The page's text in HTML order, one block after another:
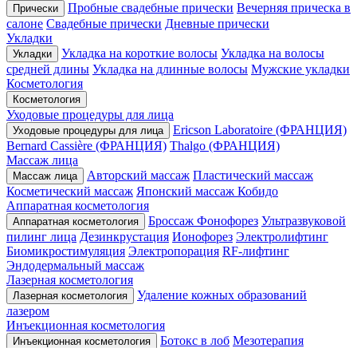
Прически Пробные свадебные прически Вечерняя прическа в
салоне Свадебные прически Дневные прически
Укладки
Укладки Укладка на короткие волосы Укладка на волосы
средней длины Укладка на длинные волосы Мужские укладки
Косметология
Косметология
Уходовые процедуры для лица
Уходовые процедуры для лица
Ericson Laboratoire (ФРАНЦИЯ)
Bernard Cassière (ФРАНЦИЯ) Thalgo (ФРАНЦИЯ)
Массаж лица
Массаж лица Авторский массаж Пластический массаж
Косметический массаж Японский массаж Кобидо
Аппаратная косметология
Аппаратная косметология Броссаж Фонофорез Ультразвуковой
пилинг лица Дезинкрустация Ионофорез Электролифтинг
Биомикростимуляция Электропорация RF-лифтинг
Эндодермальный массаж
Лазерная косметология
Лазерная косметология
Удаление кожных образований
лазером
Инъекционная косметология
Инъекционная косметология Ботокс в лоб Мезотерапия